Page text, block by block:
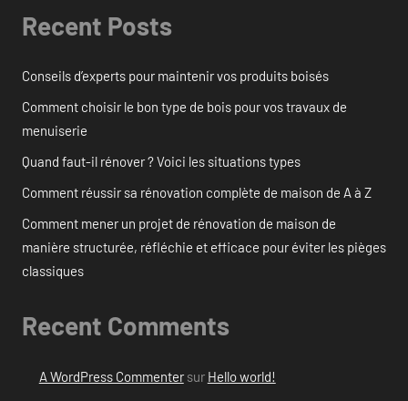
Recent Posts
Conseils d’experts pour maintenir vos produits boisés
Comment choisir le bon type de bois pour vos travaux de
menuiserie
Quand faut-il rénover ? Voici les situations types
Comment réussir sa rénovation complète de maison de A à Z
Comment mener un projet de rénovation de maison de
manière structurée, réfléchie et efficace pour éviter les pièges
classiques
Recent Comments
A WordPress Commentersur Hello world!